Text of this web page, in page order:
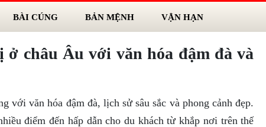
BÀI CÚNG BẢN MỆNH VẬN HẠN
châu Âu với văn hóa đậm đà và
văn hóa đậm đà, lịch sử sâu sắc và phong cảnh đẹp.
điểm đến hấp dẫn cho du khách từ khắp nơi trên thế